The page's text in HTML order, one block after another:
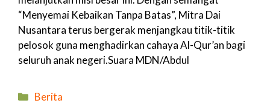
“Menyemai Kebaikan Tanpa Batas”, Mitra Dai
Nusantara terus bergerak menjangkau titik-titik
pelosok guna menghadirkan cahaya Al-Qur’an bagi
seluruh anak negeri.Suara MDN/Abdul
Kategori
Berita